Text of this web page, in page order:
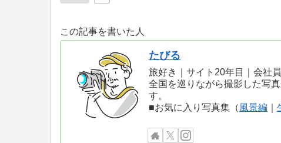
この記事を書いた人
たびる
旅好き｜サイト20年目｜会社
全国を巡りながら撮影した写
す。
■お気に入り写真集（ 風景編｜